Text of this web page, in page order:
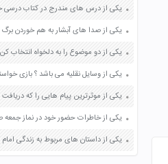
یکی از وسایل نقلیه می باشد ؟ بازی